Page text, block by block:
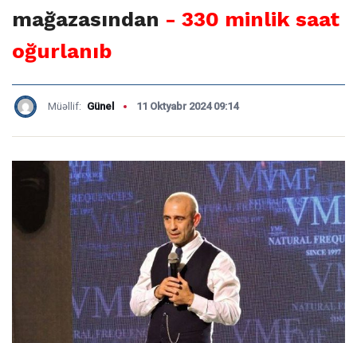
mağazasından - 330 minlik saat
oğurlanıb
Müəllif: Günel 11 Oktyabr 2024 09:14